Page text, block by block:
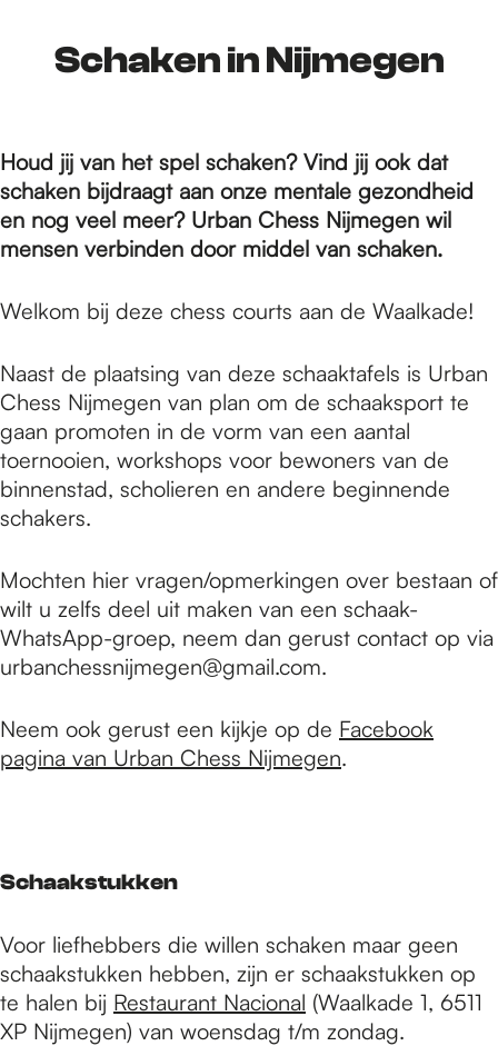
d
e
h
o
m
e
p
a
g
e
Schaken in Nijmegen
Houd jij van het spel schaken? Vind jij ook dat
schaken bijdraagt aan onze mentale gezondheid
en nog veel meer? Urban Chess Nijmegen wil
mensen verbinden door middel van schaken.
Welkom bij deze chess courts aan de Waalkade!
Naast de plaatsing van deze schaaktafels is Urban
Chess Nijmegen van plan om de schaaksport te
gaan promoten in de vorm van een aantal
toernooien, workshops voor bewoners van de
binnenstad, scholieren en andere beginnende
schakers.
Mochten hier vragen/opmerkingen over bestaan of
wilt u zelfs deel uit maken van een schaak-
WhatsApp-groep, neem dan gerust contact op via
urbanchessnijmegen@gmail.com.
Neem ook gerust een kijkje op de Facebook
pagina van Urban Chess Nijmegen.
Schaakstukken
Voor liefhebbers die willen schaken maar geen
schaakstukken hebben, zijn er schaakstukken op
te halen bij Restaurant Nacional (Waalkade 1, 6511
XP Nijmegen) van woensdag t/m zondag.